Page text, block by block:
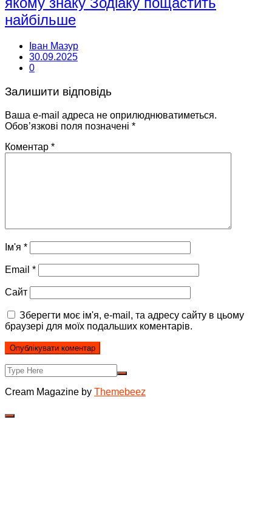
найбільше
Іван Мазур
30.09.2025
0
Залишити відповідь
Ваша e-mail адреса не оприлюднюватиметься.
Обов’язкові поля позначені *
Коментар *
Ім'я *
Email *
Сайт
Зберегти моє ім'я, e-mail, та адресу сайту в цьому
браузері для моїх подальших коментарів.
Cream Magazine by Themebeez